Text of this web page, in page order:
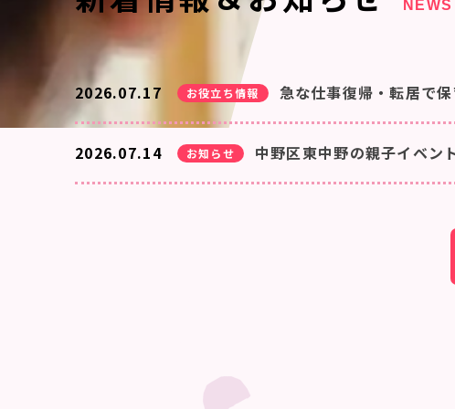
NEWS
2026.07.17 お役立ち情報 急な仕事復帰・転居で
2026.07.14 お知らせ 中野区東中野の親子イベン